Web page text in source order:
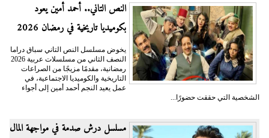
النص التاني.. أحمد أمين يعود
بكوميديا تاريخية في رمضان 2026
يخوض مسلسل النص التاني سباق دراما
النصف الثاني من مسلسلات عربية 2026
رمضانية، مقدمًا مزيجًا من الصراعات
التاريخية والكوميديا الاجتماعية، في
عمل يعيد النجم أحمد أمين إلى أجواء
الشخصية التي حققت حضورًا...
مسلسل درش صدمة في مواجهة المال